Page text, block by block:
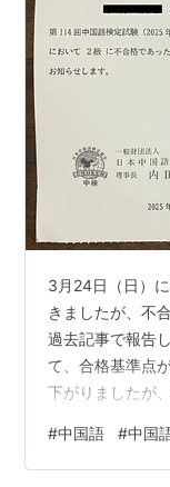
3月24日（日）
きましたが、不
過去記事で報告
て、合格基準点
下がりましたが
り、中国語検定
での中検２級お
#中国語 #中国